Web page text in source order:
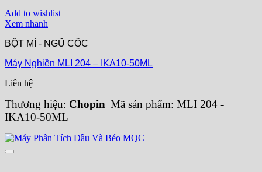
Add to wishlist
Xem nhanh
BỘT MÌ - NGŨ CỐC
Máy Nghiền MLI 204 – IKA10-50ML
Liên hệ
Thương hiệu: Chopin Mã sản phẩm: MLI 204 -
IKA10-50ML